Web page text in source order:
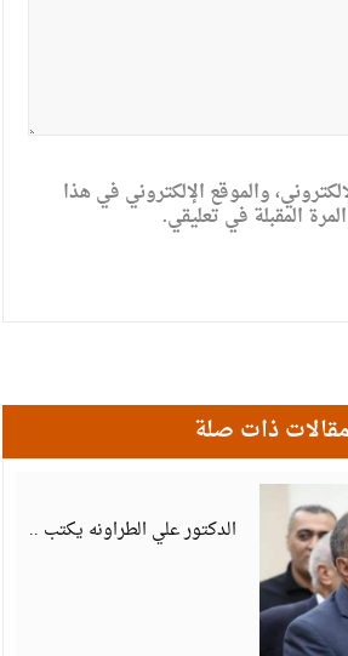
والموقع الإلكتروني في هذا
المقبلة في تعليقي.
مقالات ذات صلة
الدكتور علي الطراونه يكتب ..